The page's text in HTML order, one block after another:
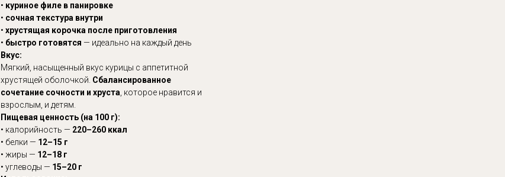
• куриное филе в панировке
• сочная текстура внутри
• хрустящая корочка после приготовления
• быстро готовятся — идеально на каждый день
Вкус:
Мягкий, насыщенный вкус курицы с аппетитной
хрустящей оболочкой. Сбалансированное
сочетание сочности и хруста, которое нравится и
взрослым, и детям.
Пищевая ценность (на 100 г):
• калорийность — 220–260 ккал
• белки — 12–15 г
• жиры — 12–18 г
• углеводы — 15–20 г